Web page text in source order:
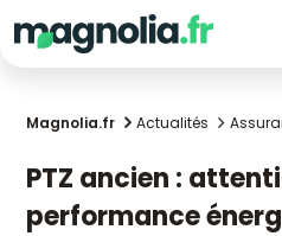
Magnolia.fr Actualités
PTZ ancien : attention au critère de
performance